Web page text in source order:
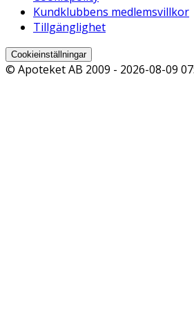
Kundklubbens medlemsvillkor
Tillgänglighet
Cookieinställningar
© Apoteket AB 2009 - 2026-08-09